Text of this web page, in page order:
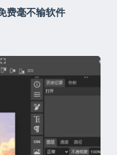
费毫不输软件